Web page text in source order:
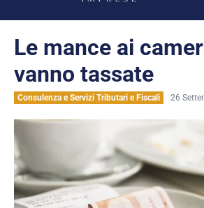
Le mance ai
vanno tassate
Consulenza e Servizi Tributari e Fiscali 26